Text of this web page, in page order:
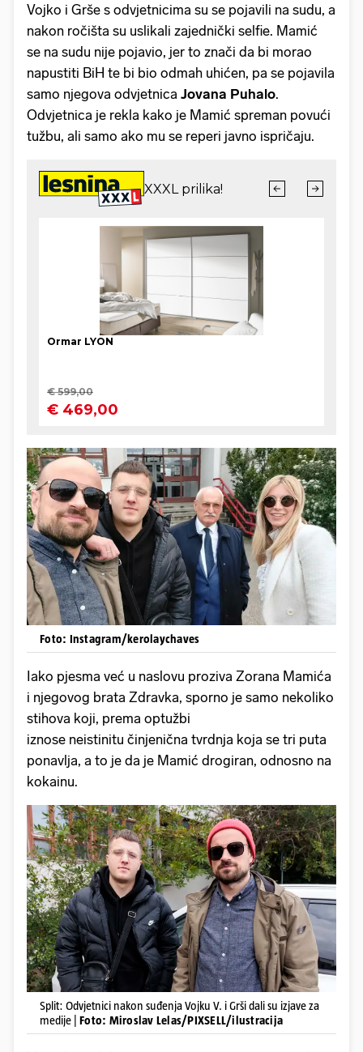
Vojko i Grše s odvjetnicima su se pojavili na sudu, a
nakon ročišta su uslikali zajednički selfie. Mamić
se na sudu nije pojavio, jer to znači da bi morao
napustiti BiH te bi bio odmah uhićen, pa se pojavila
samo njegova odvjetnica Jovana Puhalo.
Odvjetnica je rekla kako je Mamić spreman povući
tužbu, ali samo ako mu se reperi javno ispričaju.
Foto: Instagram/kerolaychaves
Iako pjesma već u naslovu proziva Zorana Mamića
i njegovog brata Zdravka, sporno je samo nekoliko
stihova koji, prema optužbi
iznose neistinitu činjenična tvrdnja koja se tri puta
ponavlja, a to je da je Mamić drogiran, odnosno na
kokainu.
Split: Odvjetnici nakon suđenja Vojku V. i Grši dali su izjave za
medije | Foto: Miroslav Lelas/PIXSELL/ilustracija